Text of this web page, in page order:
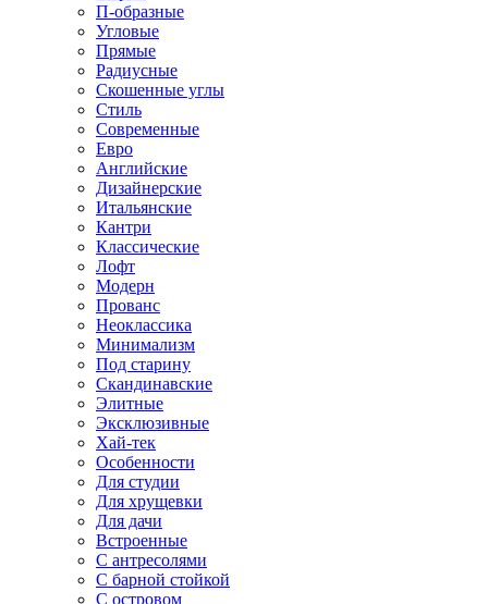
П-образные
Угловые
Прямые
Радиусные
Скошенные углы
Стиль
Современные
Евро
Английские
Дизайнерские
Итальянские
Кантри
Классические
Лофт
Модерн
Прованс
Неоклассика
Минимализм
Под старину
Скандинавские
Элитные
Эксклюзивные
Хай-тек
Особенности
Для студии
Для хрущевки
Для дачи
Встроенные
С антресолями
С барной стойкой
С островом